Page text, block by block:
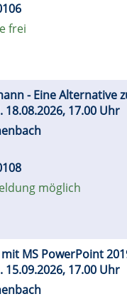
frei
- Eine Alternative
18.08.2026, 17.00 Uhr
möglich
MS PowerPoint
15.09.2026, 17.00 Uhr